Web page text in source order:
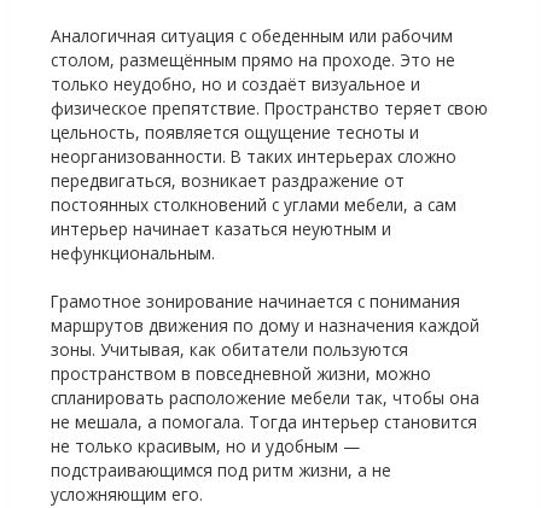
Аналогичная ситуация с обеденным или рабочим
столом, размещённым прямо на проходе. Это не
только неудобно, но и создаёт визуальное и
физическое препятствие. Пространство теряет свою
цельность, появляется ощущение тесноты и
неорганизованности. В таких интерьерах сложно
передвигаться, возникает раздражение от
постоянных столкновений с углами мебели, а сам
интерьер начинает казаться неуютным и
нефункциональным.
Грамотное зонирование начинается с понимания
маршрутов движения по дому и назначения каждой
зоны. Учитывая, как обитатели пользуются
пространством в повседневной жизни, можно
спланировать расположение мебели так, чтобы она
не мешала, а помогала. Тогда интерьер становится
не только красивым, но и удобным —
подстраивающимся под ритм жизни, а не
усложняющим его.